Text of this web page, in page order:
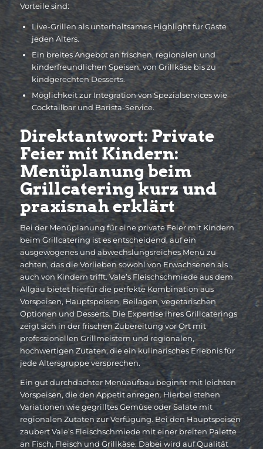
Vorteile sind:
Live-Grillen als unterhaltsames Highlight für Gäste
jeden Alters.
Ein breites Angebot an frischen, regionalen und
kinderfreundlichen Speisen, von Grillkäse bis zu
kindgerechten Desserts.
Möglichkeit zur Integration von Spezialservices wie
Cocktailbar und Barista-Service.
Direktantwort: Private
Feier mit Kindern:
Menüplanung beim
Grillcatering kurz und
praxisnah erklärt
Bei der Menüplanung für eine private Feier mit Kindern
beim Grillcatering ist es entscheidend, auf ein
ausgewogenes und abwechslungsreiches Menü zu
achten, das die Vorlieben sowohl von Erwachsenen als
auch von Kindern trifft. Vale’s Fleischschmiede aus dem
Allgäu bietet hierfür die perfekte Kombination aus
Vorspeisen, Hauptspeisen, Beilagen, vegetarischen
Optionen und Desserts. Die Expertise ihres Grillcaterings
zeigt sich in der frischen Zubereitung vor Ort mit
professionellen Grillmeistern und regionalen,
hochwertigen Zutaten, die ein kulinarisches Erlebnis für
jede Altersgruppe versprechen.
Ein gut durchdachter Menüaufbau beginnt mit leichten
Vorspeisen, die den Appetit anregen. Hierbei stehen
Variationen wie gegrilltes Gemüse oder Salate mit
regionalen Zutaten zur Verfügung. Bei den Hauptspeisen
zaubert Vale’s Fleischschmiede mit einer breiten Palette
an Fisch, Fleisch und Grillkäse. Dabei wird auf Qualität